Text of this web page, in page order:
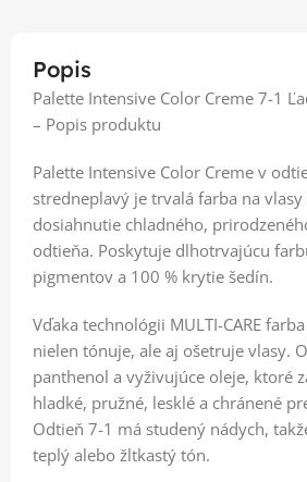
Popis
Palette Intensive Color Creme 7-1
– Popis produktu
Palette Intensive Color Creme v
stredneplavý je trvalá farba na vlasy
dosiahnutie chladného,
odtieňa. Poskytuje dlhotrvajúcu
pigmentov a 100 % krytie šedín.
Vďaka technológii MULTI-CARE
nielen tónuje, ale aj ošetruje vlasy.
panthenol a vyživujúce oleje, ktoré
hladké, pružné, lesklé a chránené
Odtieň 7-1 má studený nádych,
teplý alebo žltkastý tón.